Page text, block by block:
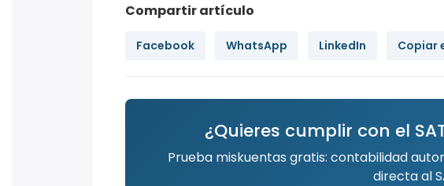
Compartir artículo
Facebook WhatsApp LinkedIn Copiar
¿Quieres cumplir con el
Prueba miskuentas gratis: contabilidad
directa al